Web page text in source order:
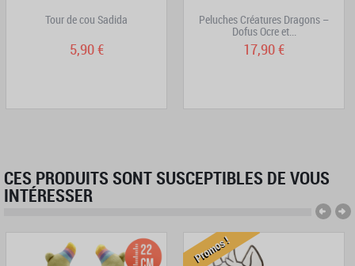
Tour de cou Sadida
5,90 €
Peluches Créatures Dragons –
Dofus Ocre et...
17,90 €
CES PRODUITS SONT SUSCEPTIBLES DE VOUS
INTÉRESSER
Promos !